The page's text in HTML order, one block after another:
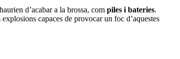
d’acabar a la brossa, com piles i bateries.
capaces de provocar un foc d’aquestes